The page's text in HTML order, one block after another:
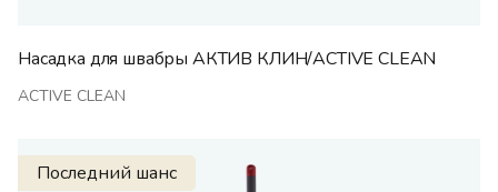
Насадка для швабры АКТИВ КЛИН/ACTIVE CLEAN
ACTIVE CLEAN
Последний шанс